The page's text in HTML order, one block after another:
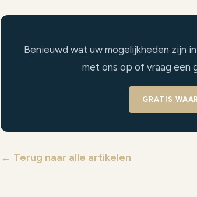
Benieuwd wat uw mogelijkheden zijn
met ons op of vraag een
GRATIS
← Terug naar alle artikelen